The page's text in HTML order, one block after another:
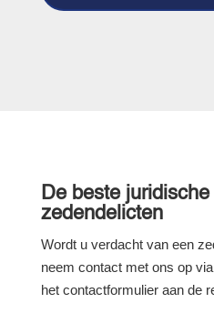
De beste
zedendelicten
Wordt u verdacht van een
neem contact met ons op
het contactformulier aan de